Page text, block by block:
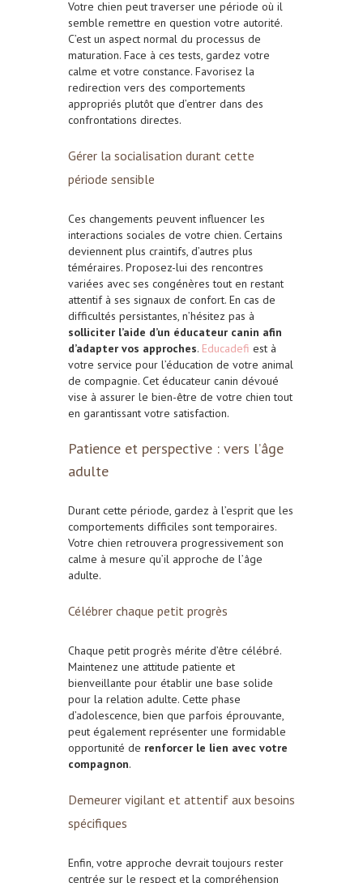
Votre chien peut traverser une période où il
semble remettre en question votre autorité.
C’est un aspect normal du processus de
maturation. Face à ces tests, gardez votre
calme et votre constance. Favorisez la
redirection vers des comportements
appropriés plutôt que d’entrer dans des
confrontations directes.
Gérer la socialisation durant cette
période sensible
Ces changements peuvent influencer les
interactions sociales de votre chien. Certains
deviennent plus craintifs, d’autres plus
téméraires. Proposez-lui des rencontres
variées avec ses congénères tout en restant
attentif à ses signaux de confort. En cas de
difficultés persistantes, n’hésitez pas à
solliciter l’aide d’un éducateur canin afin
d’adapter vos approches. Educadefi est à
votre service pour l’éducation de votre animal
de compagnie. Cet éducateur canin dévoué
vise à assurer le bien-être de votre chien tout
en garantissant votre satisfaction.
Patience et perspective : vers l’âge
adulte
Durant cette période, gardez à l’esprit que les
comportements difficiles sont temporaires.
Votre chien retrouvera progressivement son
calme à mesure qu’il approche de l’âge
adulte.
Célébrer chaque petit progrès
Chaque petit progrès mérite d’être célébré.
Maintenez une attitude patiente et
bienveillante pour établir une base solide
pour la relation adulte. Cette phase
d’adolescence, bien que parfois éprouvante,
peut également représenter une formidable
opportunité de renforcer le lien avec votre
compagnon.
Demeurer vigilant et attentif aux besoins
spécifiques
Enfin, votre approche devrait toujours rester
centrée sur le respect et la compréhension